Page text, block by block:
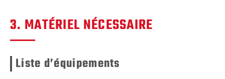
3. MATÉRIEL NÉCESSAIRE
Liste d’équipements